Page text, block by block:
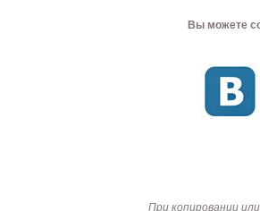
Вы можете
При копировании